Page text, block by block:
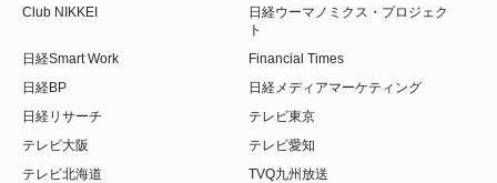
Club NIKKEI
日経ウーマノミクス・プロジェク
ト
日経Smart Work
Financial Times
日経BP
日経メディアマーケティング
日経リサーチ
テレビ東京
テレビ大阪
テレビ愛知
テレビ北海道
TVQ九州放送